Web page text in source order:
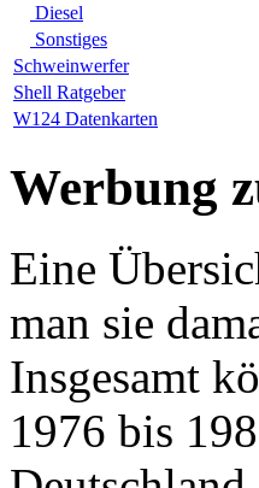
Diesel
Sonstiges
Schweinwerfer
Shell Ratgeber
W124 Datenkarten
Werbung
Eine
man sie
Insgesamt
1976 bis